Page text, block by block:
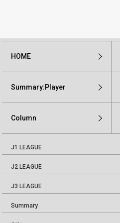
HOME
Summary:Player
Column
J1 LEAGUE
J2 LEAGUE
J3 LEAGUE
Summary